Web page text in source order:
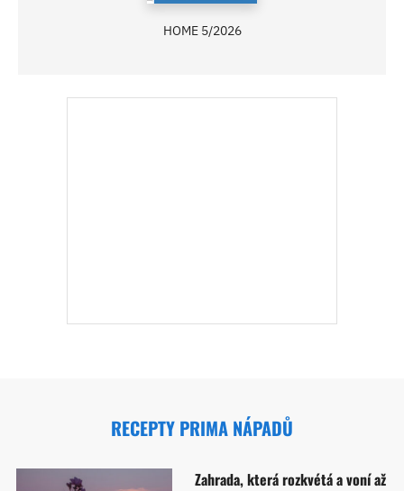
HOME 5/2026
RECEPTY PRIMA NÁPADŮ
Zahrada, která rozkvétá a voní až